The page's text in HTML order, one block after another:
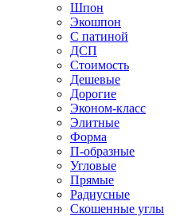
Шпон
Экошпон
С патиной
ДСП
Стоимость
Дешевые
Дорогие
Эконом-класс
Элитные
Форма
П-образные
Угловые
Прямые
Радиусные
Скошенные углы